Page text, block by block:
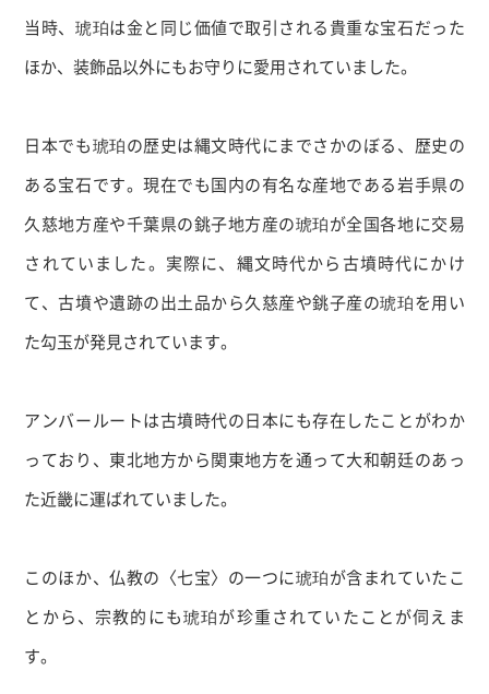
当時、琥珀は金と同じ価値で取引される貴重な宝石だった
ほか、装飾品以外にもお守りに愛用されていました。
日本でも琥珀の歴史は縄文時代にまでさかのぼる、歴史の
ある宝石です。現在でも国内の有名な産地である岩手県の
久慈地方産や千葉県の銚子地方産の琥珀が全国各地に交易
されていました。実際に、縄文時代から古墳時代にかけ
て、古墳や遺跡の出土品から久慈産や銚子産の琥珀を用い
た勾玉が発見されています。
アンバールートは古墳時代の日本にも存在したことがわか
っており、東北地方から関東地方を通って大和朝廷のあっ
た近畿に運ばれていました。
このほか、仏教の〈七宝〉の一つに琥珀が含まれていたこ
とから、宗教的にも琥珀が珍重されていたことが伺えま
す。